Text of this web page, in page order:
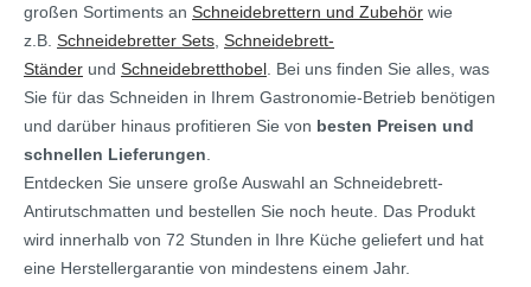
großen Sortiments an Schneidebrettern und Zubehör wie
z.B. Schneidebretter Sets Schneidebrett-
Ständer und Schneidebretthobel . Bei uns finden Sie alles, was
Sie für das Schneiden in Ihrem Gastronomie-Betrieb benötigen
und darüber hinaus profitieren Sie von besten Preisen und
schnellen Lieferungen
Entdecken Sie unsere große Auswahl an Schneidebrett-
Antirutschmatten und bestellen Sie noch heute. Das Produkt
wird innerhalb von 72 Stunden in Ihre Küche geliefert und hat
eine Herstellergarantie von mindestens einem Jahr.